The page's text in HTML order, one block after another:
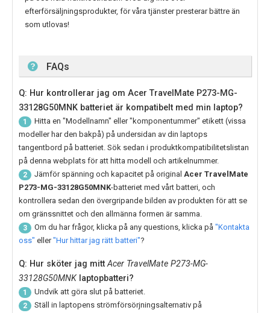
efterförsäljningsprodukter, för våra tjänster presterar bättre än
som utlovas!
FAQs
Q: Hur kontrollerar jag om Acer TravelMate P273-MG-
33128G50MNK batteriet är kompatibelt med min laptop?
1
Hitta en "Modellnamn" eller "komponentummer" etikett (vissa
modeller har den bakpå) på undersidan av din laptops
tangentbord på batteriet. Sök sedan i produktkompatibilitetslistan
på denna webplats för att hitta modell och artikelnummer.
2 Jämför spänning och kapacitet på original Acer TravelMate
P273-MG-33128G50MNK-batteriet med vårt batteri, och
kontrollera sedan den övergripande bilden av produkten för att se
om gränssnittet och den allmänna formen är samma.
3 Om du har frågor, klicka på any questions, klicka på "Kontakta
oss" eller"Hur hittar jag rätt batteri"?
Q: Hur sköter jag mittAcer TravelMate P273-MG-
33128G50MNKlaptopbatteri?
1 Undvik att göra slut på batteriet.
2
Ställ in laptopens strömförsörjningsalternativ på